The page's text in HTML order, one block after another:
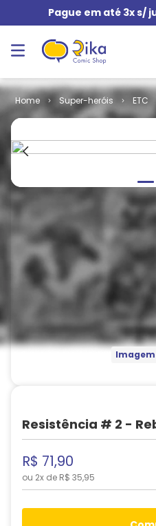
Pague em até 3x s/
Super-heróis ETC
Resistência # 2 -
R$ 71,90
ou 2x de R$ 35,95